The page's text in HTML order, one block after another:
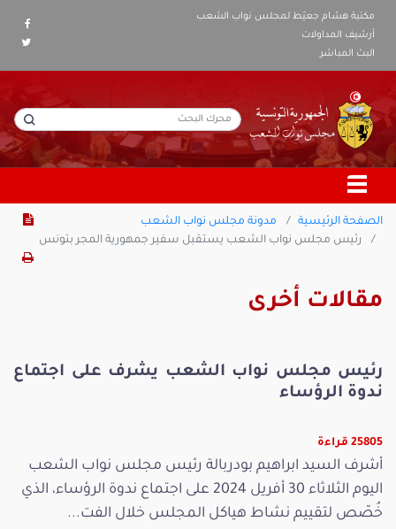
مكتبة هشام جعيّط لمجلس نواب الشعب
أرشيف المداولات
البث المباشر
الصفحة الرئيسية
مدونة مجلس نواب الشعب
رئيس مجلس نواب الشعب يستقبل سفير جمهورية المجر بتونس
مقالات أخرى
رئيس مجلس نواب الشعب يشرف على اجتماع
ندوة الرؤساء
25805 قراءة
أشرف السيد ابراهيم بودربالة رئيس مجلس نواب الشعب
اليوم الثلاثاء 30 أفريل 2024 على اجتماع ندوة الرؤساء، الذي
خُصّص لتقييم نشاط هياكل المجلس خلال الفت...